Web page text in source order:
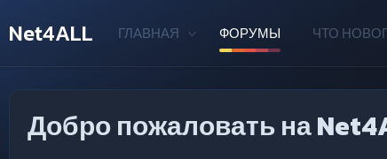
Net4ALL ГЛАВНАЯ ФОРУМЫ ЧТО
Добро пожаловать на